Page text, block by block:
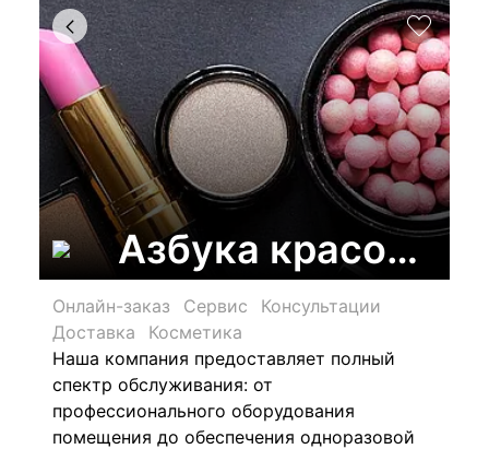
Азбука красоты,
Онлайн-заказ Сервис
Консультации
Доставка
Косметика
Наша компания предоставляет полный
спектр обслуживания: от
профессионального оборудования
помещения до обеспечения одноразовой